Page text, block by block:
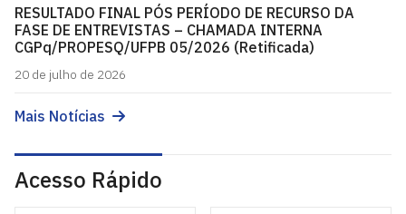
RESULTADO FINAL PÓS PERÍODO DE RECURSO DA
FASE DE ENTREVISTAS – CHAMADA INTERNA
CGPq/PROPESQ/UFPB 05/2026 (Retificada)
20 de julho de 2026
Mais Notícias
Acesso Rápido